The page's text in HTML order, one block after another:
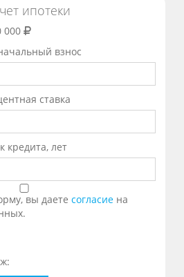
ипотеки
000
взнос
ставка
кредита, лет
вы даетесогласие на